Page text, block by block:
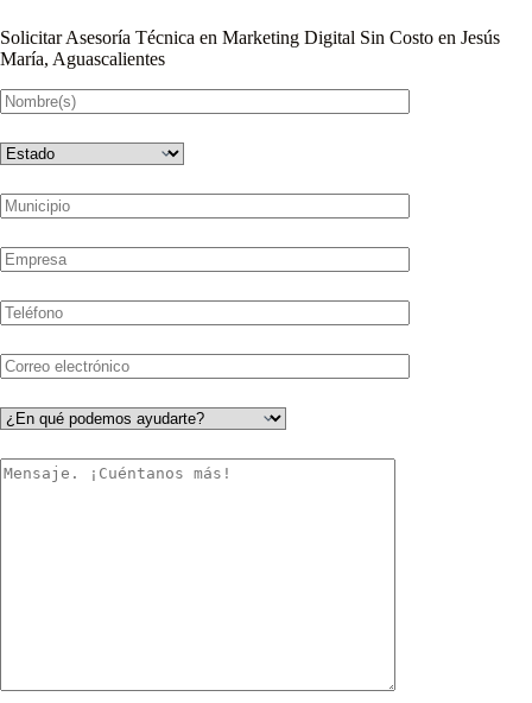
Solicitar Asesoría Técnica en Marketing Digital Sin Costo en Jesús
María, Aguascalientes